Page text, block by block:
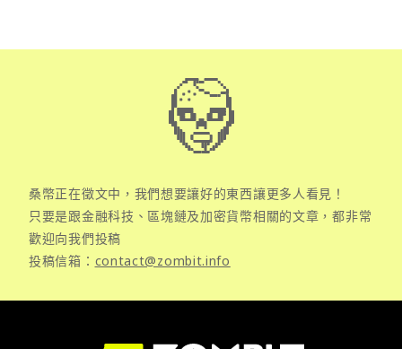
桑幣正在徵文中，我們想要讓好的東西讓更多人看見！
只要是跟金融科技、區塊鏈及加密貨幣相關的文章，都非常
歡迎向我們投稿
投稿信箱： contact@zombit.info